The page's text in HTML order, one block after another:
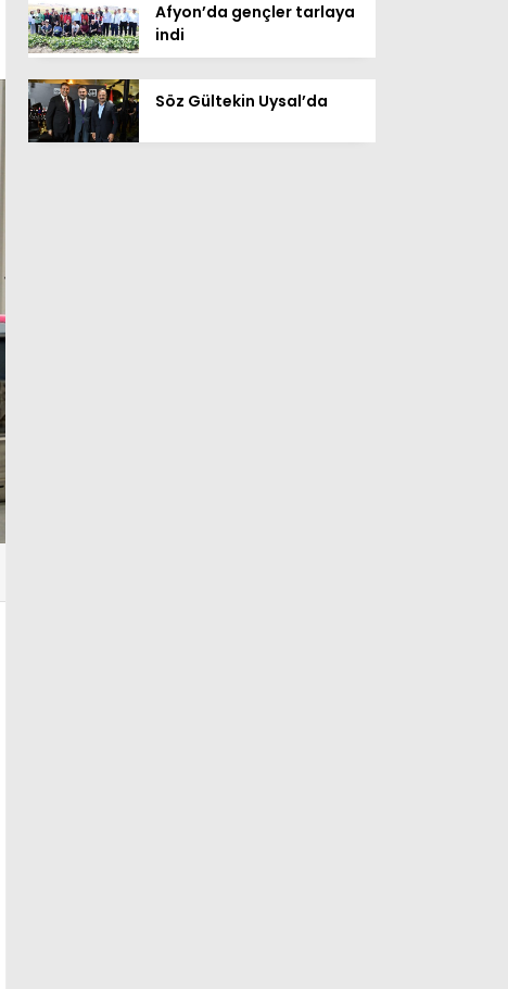
Afyon’da gençler tarlaya
indi
Söz Gültekin Uysal’da